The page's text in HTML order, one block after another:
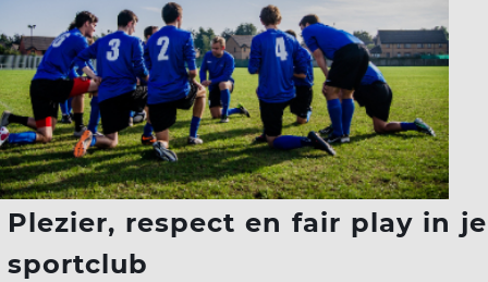
voor iedereen
sporten
Plezier, respect en fair play in je
sportclub